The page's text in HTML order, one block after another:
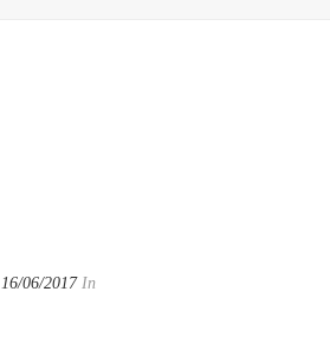
16/06/2017In